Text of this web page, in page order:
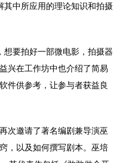
其中所应用的理论知识和拍摄
想要拍好一部微电影，拍摄器
兴在工作坊中也介绍了简易
件供参考，让参与者获益良
次邀请了著名编剧兼导演巫
，以及如何撰写剧本。巫培